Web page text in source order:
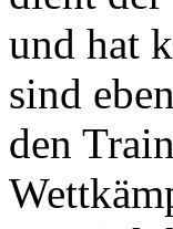
und hat
sind
den